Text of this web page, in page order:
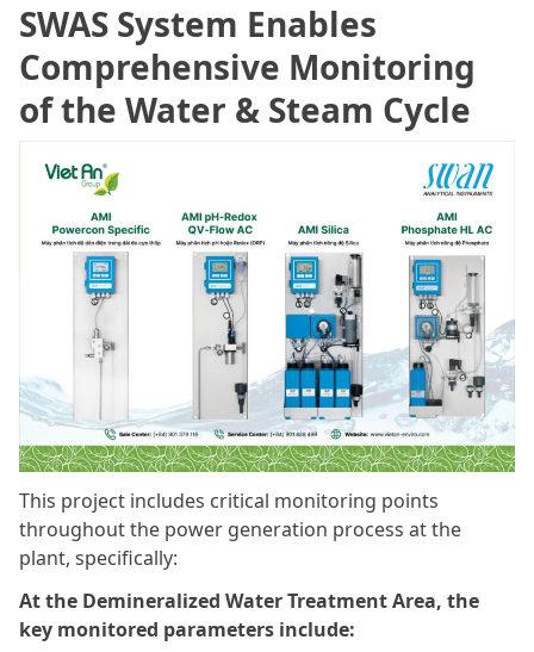
SWAS System Enables
Comprehensive Monitoring
of the Water & Steam Cycle
This project includes critical monitoring points
throughout the power generation process at the
plant, specifically:
At the Demineralized Water Treatment Area, the
key monitored parameters include: